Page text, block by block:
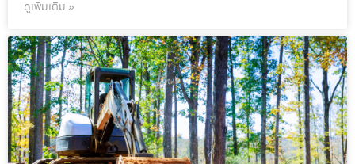
ดูเพิ่มเติม »